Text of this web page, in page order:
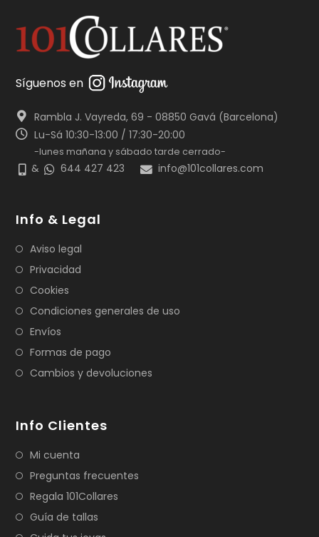
Síguenos en
Rambla J. Vayreda, 69 - 08850 Gavá (Barcelona)
Lu-Sá 10:30-13:00 / 17:30-20:00
-lunes mañana y sábado tarde cerrado-
& 644 427 423 info@101collares.com
Info & Legal
Aviso legal
Privacidad
Cookies
Condiciones generales de uso
Envíos
Formas de pago
Cambios y devoluciones
Info Clientes
Mi cuenta
Preguntas frecuentes
Regala 101Collares
Guía de tallas